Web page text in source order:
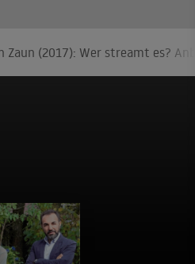
Zaun (2017): Wer streamt es?